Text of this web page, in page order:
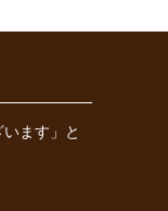
ます」と